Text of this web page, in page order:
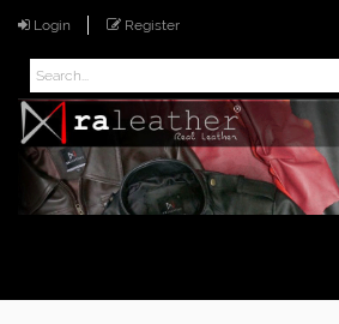
Login Register